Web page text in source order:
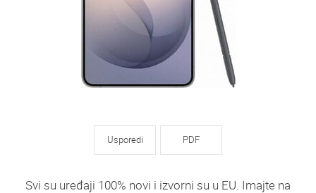
Usporedi PDF
Svi su uređaji 100% novi i izvorni su u EU. Imajte na